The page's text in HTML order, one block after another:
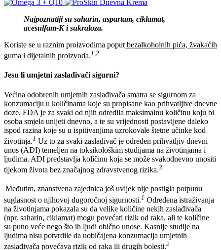
Najpoznatiji su saharin, aspartam, ciklamat,
acesulfam-K i sukraloza.
Koriste se u raznim proizvodima poput bezalkoholnih pića, žvakaćih
guma i dijetalnih proizvoda.1,2
Jesu li umjetni zaslađivači sigurni?
Većina odobrenih umjetnih zaslađivača smatra se sigurnom za
konzumaciju u količinama koje su propisane kao prihvatljive dnevne
doze. FDA je za svaki od njih odredila maksimalnu količinu koju bi
osoba smjela unijeti dnevno, a te su vrijednosti postavljene daleko
ispod razina koje su u ispitivanjima uzrokovale štetne učinke kod
životinja.1 Uz to za svaki zaslađivač je određen prihvatljiv dnevni
unos (ADI) temeljen na toksikološkim studijama na životinjama i
ljudima. ADI predstavlja količinu koja se može svakodnevno unositi
tijekom života bez značajnog zdravstvenog rizika.3
Međutim, znanstvena zajednica još uvijek nije postigla potpunu
suglasnost o njihovoj dugoročnoj sigurnosti.1 Određena istraživanja
na životinjama pokazala su da velike količine nekih zaslađivača
(npr. saharin, ciklamat) mogu povećati rizik od raka, ali te količine
su puno veće nego što ih ljudi obično unose. Kasnije studije na
ljudima nisu potvrdile da uobičajena konzumacija umjetnih
zaslađivača povećava rizik od raka ili drugih bolesti.2